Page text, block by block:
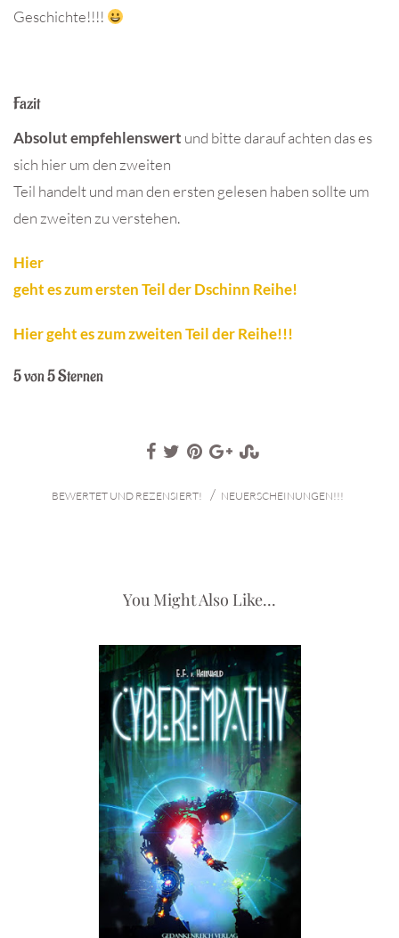
Geschichte!!!!
Fazit
Absolut empfehlenswert und bitte darauf achten das es
sich hier um den zweiten
Teil handelt und man den ersten gelesen haben sollte um
den zweiten zu verstehen.
Hier
geht es zum ersten Teil der Dschinn Reihe!
Hier geht es zum zweiten Teil der Reihe!!!
5 von 5 Sternen
BEWERTET UND REZENSIERT! / NEUERSCHEINUNGEN!!!
You Might Also Like...